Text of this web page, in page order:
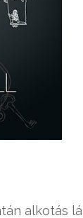
alkotás